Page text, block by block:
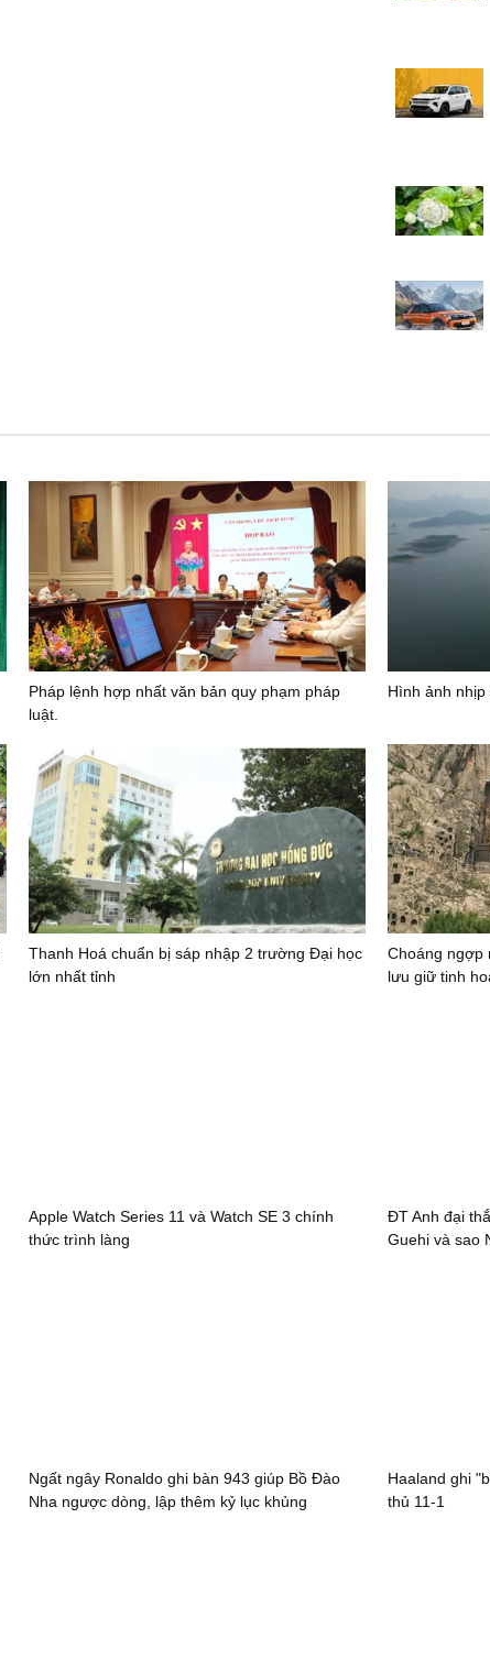
Pháp lệnh hợp nhất văn bản quy phạm pháp
luật.
Hình ảnh
Thanh Hoá chuẩn bị sáp nhập 2 trường Đại học
lớn nhất tỉnh
Choáng ngợp
lưu giữ tinh
Apple Watch Series 11 và Watch SE 3 chính
thức trình làng
ĐT Anh đại
Guehi và sao
Ngất ngây Ronaldo ghi bàn 943 giúp Bồ Đào
Nha ngược dòng, lập thêm kỷ lục khủng
Haaland ghi
thủ 11-1